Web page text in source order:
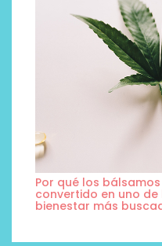
Por qué los
convertido en uno
bienestar más